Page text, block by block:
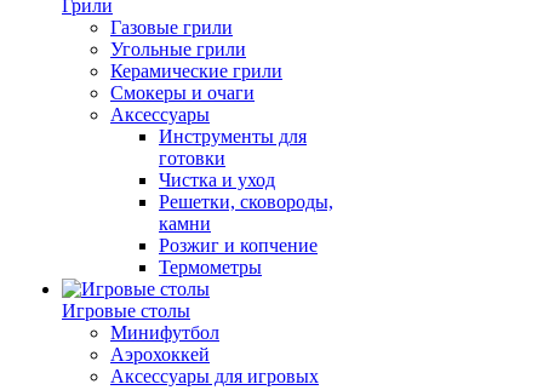
Грили
Газовые грили
Угольные грили
Керамические грили
Смокеры и очаги
Аксессуары
Инструменты для
готовки
Чистка и уход
Решетки, сковороды,
камни
Розжиг и копчение
Термометры
Игровые столы
Минифутбол
Аэрохоккей
Аксессуары для игровых